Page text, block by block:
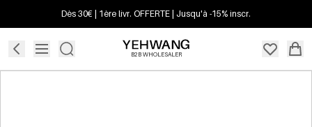
Dès 30€ | 1ère livr. OFFERTE | Jusqu'à -15% inscr.
B2B WHOLESALER